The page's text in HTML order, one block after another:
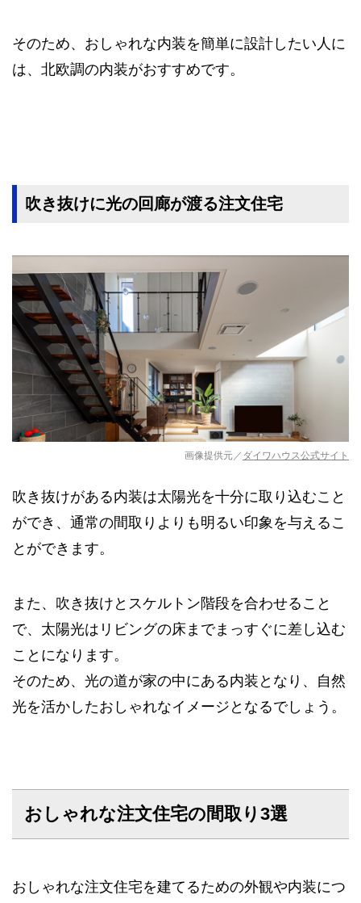
そのため、おしゃれな内装を簡単に設計したい人に
は、北欧調の内装がおすすめです。
吹き抜けに光の回廊が渡る注文住宅
画像提供元／ ダイワハウス公式サイト
吹き抜けがある内装は太陽光を十分に取り込むこと
ができ、通常の間取りよりも明るい印象を与えるこ
とができます。
また、吹き抜けとスケルトン階段を合わせること
で、太陽光はリビングの床までまっすぐに差し込む
ことになります。
そのため、光の道が家の中にある内装となり、自然
光を活かしたおしゃれなイメージとなるでしょう。
おしゃれな注文住宅の間取り3選
おしゃれな注文住宅を建てるための外観や内装につ